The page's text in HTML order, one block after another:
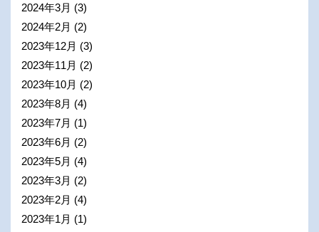
2024年3月 (3)
2024年2月 (2)
2023年12月 (3)
2023年11月 (2)
2023年10月 (2)
2023年8月 (4)
2023年7月 (1)
2023年6月 (2)
2023年5月 (4)
2023年3月 (2)
2023年2月 (4)
2023年1月 (1)